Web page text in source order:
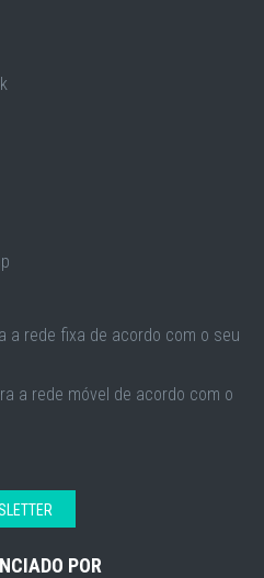
a rede fixa de acordo com o seu
a rede móvel de acordo com o
POR